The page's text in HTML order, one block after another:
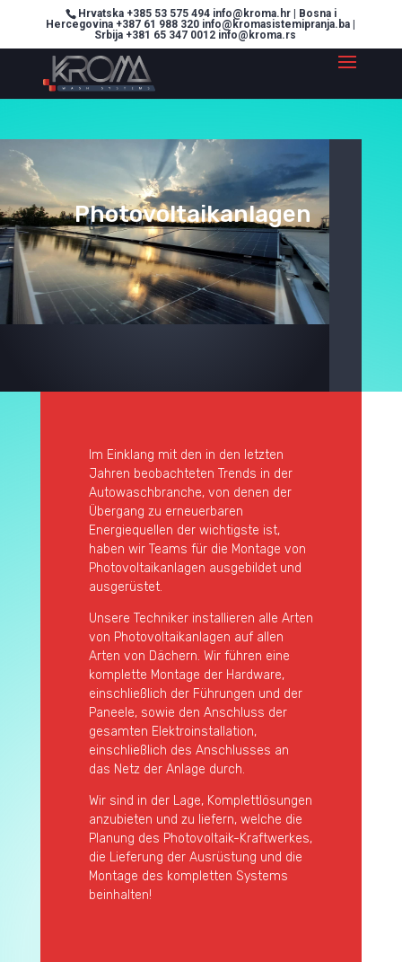
Hrvatska +385 53 575 494 info@kroma.hr | Bosna i
Hercegovina +387 61 988 320 info@kromasistemipranja.ba |
Srbija +381 65 347 0012 info@kroma.rs
Photovoltaikanlagen
Im Einklang mit den in den letzten
Jahren beobachteten Trends in der
Autowaschbranche, von denen der
Übergang zu erneuerbaren
Energiequellen der wichtigste ist,
haben wir Teams für die Montage von
Photovoltaikanlagen ausgebildet und
ausgerüstet.
Unsere Techniker installieren alle Arten
von Photovoltaikanlagen auf allen
Arten von Dächern. Wir führen eine
komplette Montage der Hardware,
einschließlich der Führungen und der
Paneele, sowie den Anschluss der
gesamten Elektroinstallation,
einschließlich des Anschlusses an
das Netz der Anlage durch.
Wir sind in der Lage, Komplettlösungen
anzubieten und zu liefern, welche die
Planung des Photovoltaik-Kraftwerkes,
die Lieferung der Ausrüstung und die
Montage des kompletten Systems
beinhalten!